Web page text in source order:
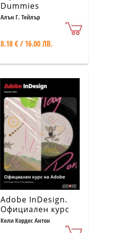
Dummies
Алън Г. Тейлър
8.18 € / 16.00 ЛВ.
Adobe InDesign.
Официален курс
на Adobe
Кели Кордес Антон